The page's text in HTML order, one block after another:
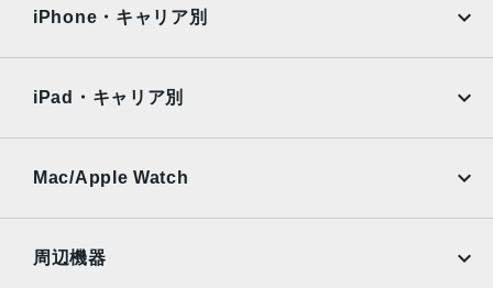
2021年9月24日
Surface
Xiaomi Tablet
Ymobile
UQmobile
iPhone・キャリア別
Ymobile
UQmobile
iPad・キャリア別
Mac/Apple Watch
周辺機器